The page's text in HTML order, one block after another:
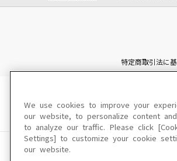
特定商取引法に
このサイトに掲
We use cookies to improve your
our website, to personalize content
to analyze our traffic. Please click
Settings] to customize your cookie
our website.